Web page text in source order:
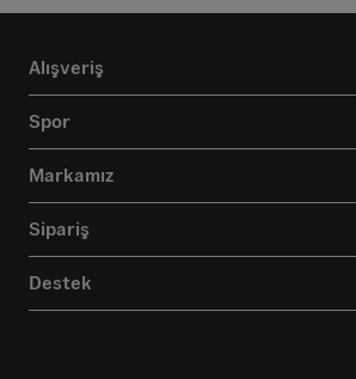
Alışveriş
Spor
Markamız
Sipariş
Destek